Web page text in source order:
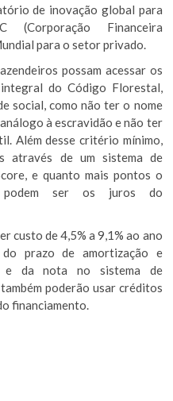
de inovação global para
Financeira
para o setor privado.
possam acessar os
do Código Florestal,
social, como não ter o nome
à escravidão e não ter
Além desse critério mínimo,
através de um sistema de
e quanto mais pontos o
podem ser os juros do
custo de 4,5% a 9,1% ao ano
prazo de amortização e
e da nota no sistema de
poderão usar créditos
financiamento.